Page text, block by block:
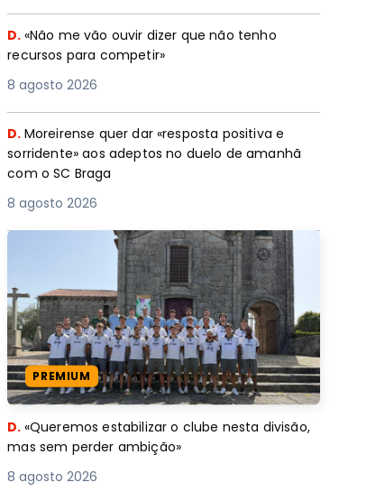
D. «Não me vão ouvir dizer que não tenho
recursos para competir»
8 agosto 2026
D. Moreirense quer dar «resposta positiva e
sorridente» aos adeptos no duelo de amanhã
com o SC Braga
8 agosto 2026
PREMIUM
D. «Queremos estabilizar o clube nesta divisão,
mas sem perder ambição»
8 agosto 2026